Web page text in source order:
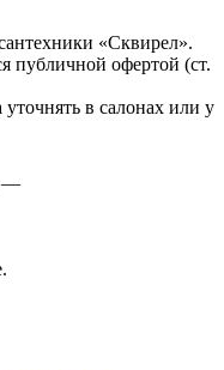
«Сквирел».
публичной офертой (ст.
в салонах или у
—